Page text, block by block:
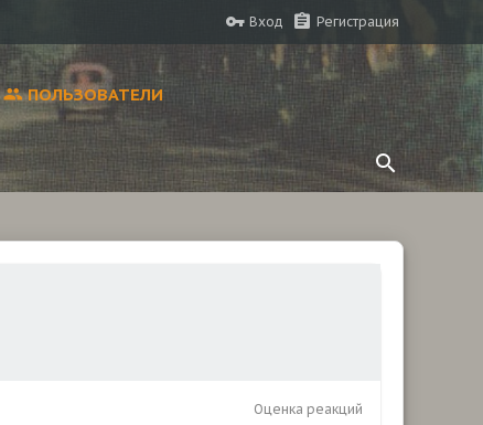
Вход Регистрация
ПОЛЬЗОВАТЕЛИ
Оценка реакций